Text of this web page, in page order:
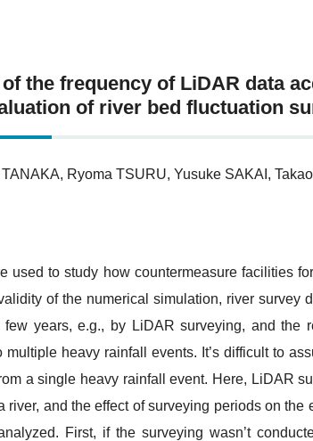
the frequency of LiDAR data
of river bed fluctuation
Ryoma TSURU, Yusuke SAKAI, Takao
used to study how countermeasure facilities
of the numerical simulation, river survey
years, e.g., by LiDAR surveying, and the
multiple heavy rainfall events. It’s difficult to
a single heavy rainfall event. Here, LiDAR
river, and the effect of surveying periods on the
First, if the surveying wasn’t